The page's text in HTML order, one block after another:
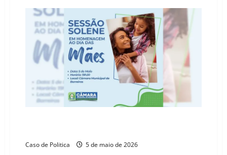
Barreiras
celebra
o
Dia
das
Mães
com
homenagens
a
16
mulheres
e
reconhecimento
Caso de Politica 5 de maio de 2026